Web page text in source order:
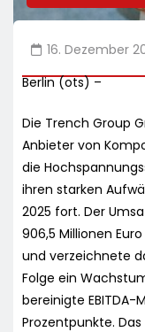
16. Dezember
Berlin (ots) –
Die Trench Group
Anbieter von
die
ihren starken
2025 fort. Der
906,5 Millionen
und verzeichnete
Folge ein
bereinigte EBITDA-
Prozentpunkte.